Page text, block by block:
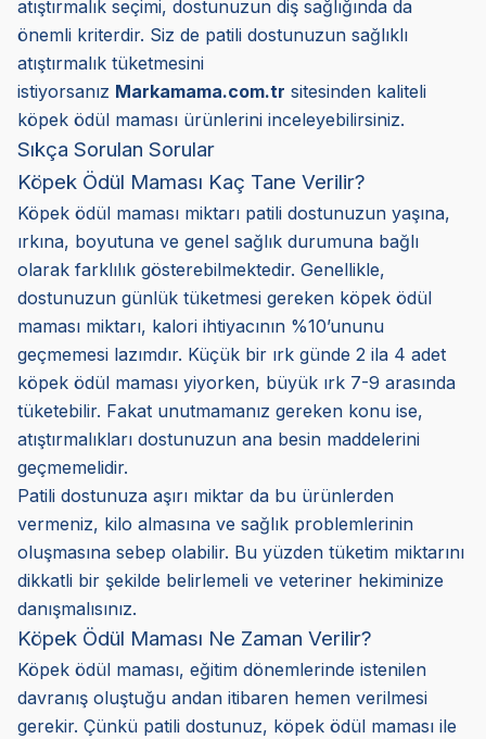
atıştırmalık seçimi, dostunuzun diş sağlığında da
önemli kriterdir. Siz de patili dostunuzun sağlıklı
atıştırmalık tüketmesini
istiyorsanız Markamama.com.tr sitesinden kaliteli
köpek ödül maması ürünlerini inceleyebilirsiniz.
Sıkça Sorulan Sorular
Köpek Ödül Maması Kaç Tane Verilir?
Köpek ödül maması miktarı patili dostunuzun yaşına,
ırkına, boyutuna ve genel sağlık durumuna bağlı
olarak farklılık gösterebilmektedir. Genellikle,
dostunuzun günlük tüketmesi gereken köpek ödül
maması miktarı, kalori ihtiyacının %10’ununu
geçmemesi lazımdır. Küçük bir ırk günde 2 ila 4 adet
köpek ödül maması yiyorken, büyük ırk 7-9 arasında
tüketebilir. Fakat unutmamanız gereken konu ise,
atıştırmalıkları dostunuzun ana besin maddelerini
geçmemelidir.
Patili dostunuza aşırı miktar da bu ürünlerden
vermeniz, kilo almasına ve sağlık problemlerinin
oluşmasına sebep olabilir. Bu yüzden tüketim miktarını
dikkatli bir şekilde belirlemeli ve veteriner hekiminize
danışmalısınız.
Köpek Ödül Maması Ne Zaman Verilir?
Köpek ödül maması, eğitim dönemlerinde istenilen
davranış oluştuğu andan itibaren hemen verilmesi
gerekir. Çünkü patili dostunuz, köpek ödül maması ile